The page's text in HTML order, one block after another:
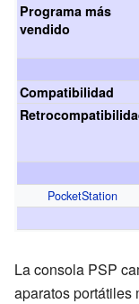
Programa más
vendido
Compatibilidad
PocketStation
La consola PSP
aparatos portátiles